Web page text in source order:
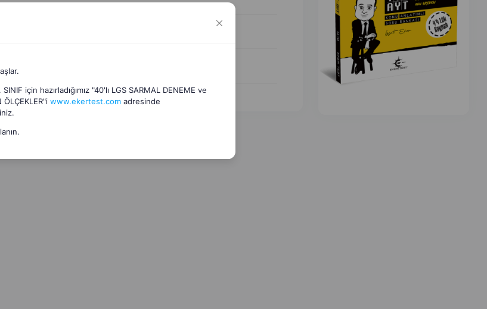
SINIF için hazırladığımız "40'lı LGS SARMAL DENEME ve
ÖLÇEKLER"i www.ekertest.comadresinde